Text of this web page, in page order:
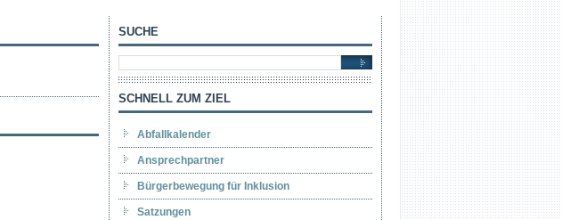
SUCHE
SCHNELL ZUM ZIEL
Abfallkalender
Ansprechpartner
Bürgerbewegung für Inklusion
Satzungen